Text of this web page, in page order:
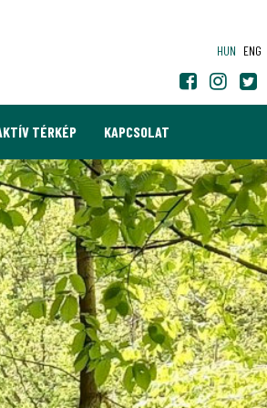
HUN ENG
TÉRKÉP KAPCSOLAT